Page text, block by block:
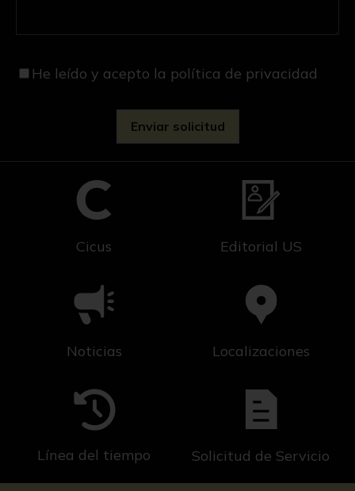
He leído y acepto la política de privacidad
Cicus Editorial US
Noticias Localizaciones
Línea del tiempo Solicitud de Servicio